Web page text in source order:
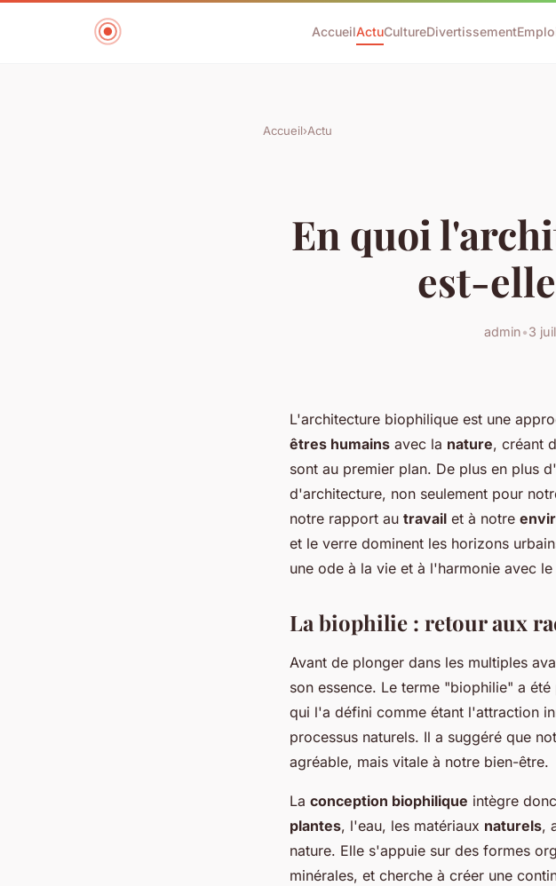
AccueilActuCultureDivertissement
Accueil›Actu
En quoi
est-
admin•3
L'architecture biophilique est une
êtres humains avec la nature, créant
sont au premier plan. De plus en plus
d'architecture, non seulement pour
notre rapport au travail et à notre
et le verre dominent les horizons
une ode à la vie et à l'harmonie avec le
La biophilie : retour aux
Avant de plonger dans les multiples
son essence. Le terme "biophilie" a
qui l'a défini comme étant l'attraction
processus naturels. Il a suggéré que
agréable, mais vitale à notre bien-être.
La conception biophilique intègre
plantes, l'eau, les matériaux naturels,
nature. Elle s'appuie sur des formes
minérales, et cherche à créer une